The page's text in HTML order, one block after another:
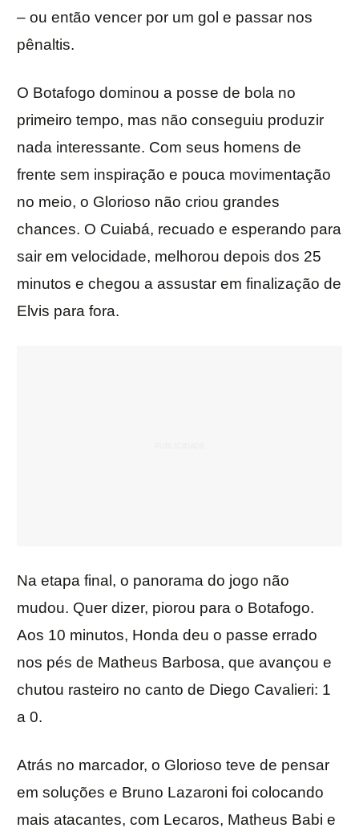
– ou então vencer por um gol e passar nos
pênaltis.
O Botafogo dominou a posse de bola no
primeiro tempo, mas não conseguiu produzir
nada interessante. Com seus homens de
frente sem inspiração e pouca movimentação
no meio, o Glorioso não criou grandes
chances. O Cuiabá, recuado e esperando para
sair em velocidade, melhorou depois dos 25
minutos e chegou a assustar em finalização de
Elvis para fora.
Na etapa final, o panorama do jogo não
mudou. Quer dizer, piorou para o Botafogo.
Aos 10 minutos, Honda deu o passe errado
nos pés de Matheus Barbosa, que avançou e
chutou rasteiro no canto de Diego Cavalieri: 1
a 0.
Atrás no marcador, o Glorioso teve de pensar
em soluções e Bruno Lazaroni foi colocando
mais atacantes, com Lecaros, Matheus Babi e